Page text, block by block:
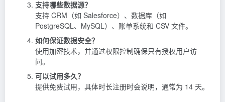
支持哪些数据源？
支持 CRM（如 Salesforce）、数据库（如
PostgreSQL、MySQL）、账单系统和 CSV 文件。
如何保证数据安全？
使用加密技术，并通过权限控制确保只有授权用户访
问。
可以试用多久？
提供免费试用，具体时长注册时会说明，通常为 14 天。